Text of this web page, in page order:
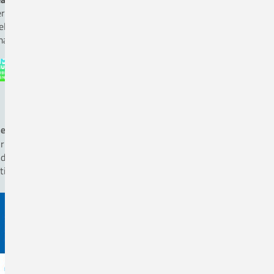
Andreas Hömer, Fon 05431. 15-1825
Herr Ole Kettmann, Fon 05431. 15-1816
nach ISO 50 001
betreiben Energiemanagement nach DIN EN ISO 50001
achten auf energieeffiziente Beschaffung, wenn das
hierdurch nicht eingeschränkt wird.